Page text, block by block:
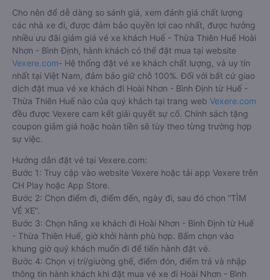
Cho nên để dễ dàng so sánh giá, xem đánh giá chất lượng
các nhà xe đi, được đảm bảo quyền lợi cao nhất, được hưởng
nhiều ưu đãi giảm giá vé xe khách Huế - Thừa Thiên Huế Hoài
Nhơn - Bình Định, hành khách có thể đặt mua tại website
Vexere.com- Hệ thống đặt vé xe khách chất lượng, và uy tín
nhất tại Việt Nam, đảm bảo giữ chỗ 100%. Đối với bất cứ giao
dịch đặt mua vé xe khách đi Hoài Nhơn - Bình Định từ Huế -
Thừa Thiên Huế nào của quý khách tại trang web Vexere.com
đều được Vexere cam kết giải quyết sự cố. Chính sách tặng
coupon giảm giá hoặc hoàn tiền sẽ tùy theo từng trường hợp
sự việc.
Hướng dẫn đặt vé tại Vexere.com:
Bước 1: Truy cập vào website Vexere hoặc tải app Vexere trên
CH Play hoặc App Store.
Bước 2: Chọn điểm đi, điểm đến, ngày đi, sau đó chọn “TÌM
VÉ XE”.
Bước 3: Chọn hãng xe khách đi Hoài Nhơn - Bình Định từ Huế
- Thừa Thiên Huế, giờ khởi hành phù hợp. Bấm chọn vào
khung giờ quý khách muốn đi để tiến hành đặt vé.
Bước 4: Chọn vị trí/giường ghế, điểm đón, điểm trả và nhập
thông tin hành khách khi đặt mua vé xe đi Hoài Nhơn - Bình